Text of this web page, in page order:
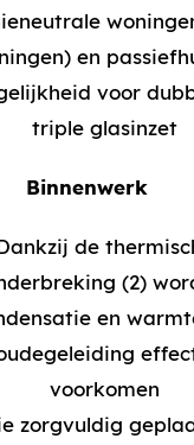
en
voor
triple glasinzet
Binnenwerk
de
(2)
en
voorkomen
zorgvuldig